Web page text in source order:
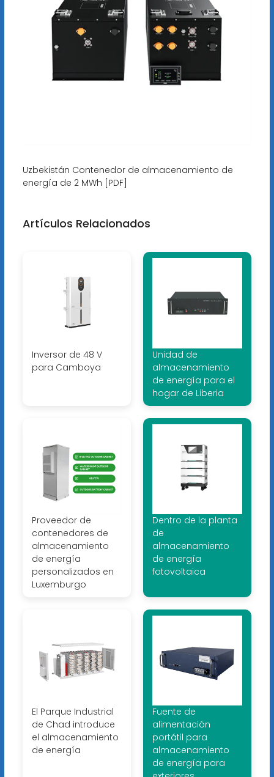
Uzbekistán Contenedor de almacenamiento de
energía de 2 MWh [PDF]
Artículos Relacionados
Inversor de 48 V
para Camboya
Unidad de
almacenamiento
de energía para el
hogar de Liberia
Proveedor de
contenedores de
almacenamiento
de energía
personalizados en
Luxemburgo
Dentro de la planta
de
almacenamiento
de energía
fotovoltaica
El Parque Industrial
de Chad introduce
el almacenamiento
de energía
Fuente de
alimentación
portátil para
almacenamiento
de energía para